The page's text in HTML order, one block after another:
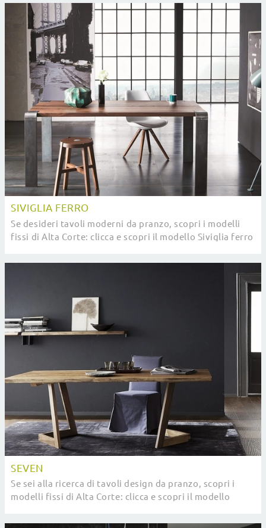
SIVIGLIA FERRO
Se desideri tavoli moderni da pranzo, scopri i modelli
fissi di Alta Corte: clicca e scopri il modello Siviglia ferro
SEVEN
Se sei alla ricerca di tavoli design da pranzo, scopri i
modelli fissi di Alta Corte: clicca e scopri il modello